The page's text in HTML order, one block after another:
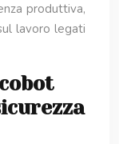
produttiva,
lavoro legati